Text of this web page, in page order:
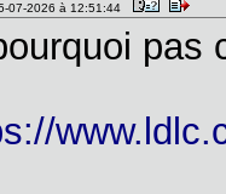
07-2026 à 12:51:44
pas